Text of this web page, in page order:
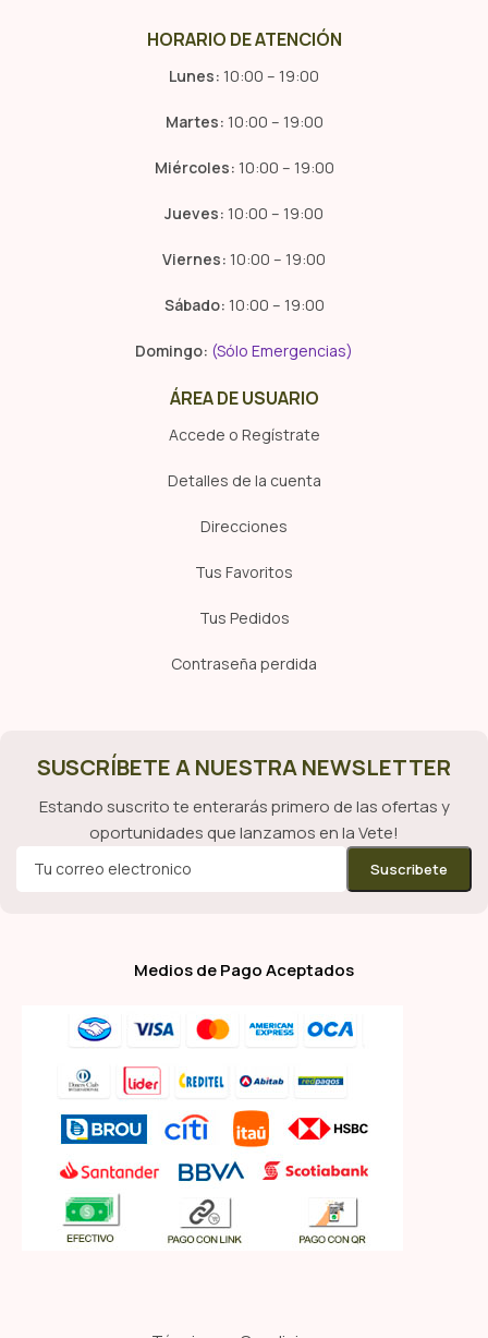
HORARIO DE ATENCIÓN
Lunes: 10:00 – 19:00
Martes: 10:00 – 19:00
Miércoles: 10:00 – 19:00
Jueves: 10:00 – 19:00
Viernes: 10:00 – 19:00
Sábado: 10:00 – 19:00
Domingo: (Sólo Emergencias)
ÁREA DE USUARIO
Accede o Regístrate
Detalles de la cuenta
Direcciones
Tus Favoritos
Tus Pedidos
Contraseña perdida
SUSCRÍBETE A NUESTRA NEWSLETTER
Estando suscrito te enterarás primero de las ofertas y
oportunidades que lanzamos en la Vete!
Medios de Pago Aceptados